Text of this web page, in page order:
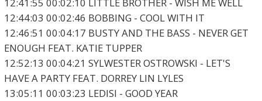
12:41:55 00:02:10 LITTLE BROTHER - WISH ME WELL
12:44:03 00:02:46 BOBBING - COOL WITH IT
12:46:51 00:04:17 BUSTY AND THE BASS - NEVER GET
ENOUGH FEAT. KATIE TUPPER
12:52:13 00:04:21 SYLWESTER OSTROWSKI - LET'S
HAVE A PARTY FEAT. DORREY LIN LYLES
13:05:11 00:03:23 LEDISI - GOOD YEAR